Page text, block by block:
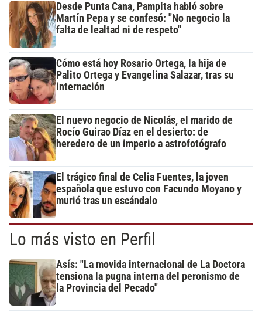
Desde Punta Cana, Pampita habló sobre
Martín Pepa y se confesó: "No negocio la
falta de lealtad ni de respeto"
Cómo está hoy Rosario Ortega, la hija de
Palito Ortega y Evangelina Salazar, tras su
internación
El nuevo negocio de Nicolás, el marido de
Rocío Guirao Díaz en el desierto: de
heredero de un imperio a astrofotógrafo
El trágico final de Celia Fuentes, la joven
española que estuvo con Facundo Moyano y
murió tras un escándalo
Lo más visto en Perfil
Asís: "La movida internacional de La Doctora
tensiona la pugna interna del peronismo de
la Provincia del Pecado"